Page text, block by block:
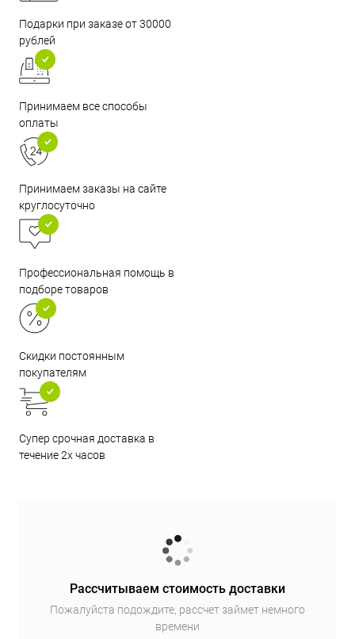
Подарки при заказе от 30000
рублей
Принимаем все способы
оплаты
Принимаем заказы на сайте
круглосуточно
Профессиональная помощь в
подборе товаров
Скидки постоянным
покупателям
Супер срочная доставка в
течение 2х часов
Рассчитываем стоимость доставки
Пожалуйста подождите, рассчет займет немного
времени